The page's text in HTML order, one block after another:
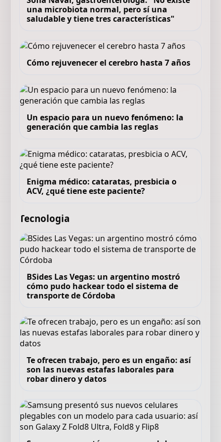
una microbiota normal, pero sí una
saludable y tiene tres características"
Cómo rejuvenecer el cerebro hasta 7 años
Un espacio para un nuevo fenómeno: la
generación que cambia las reglas
Enigma médico: cataratas, presbicia o
ACV, ¿qué tiene este paciente?
Tecnologia
BSides Las Vegas: un argentino mostró
cómo pudo hackear todo el sistema de
transporte de Córdoba
Te ofrecen trabajo, pero es un engaño: así
son las nuevas estafas laborales para
robar dinero y datos